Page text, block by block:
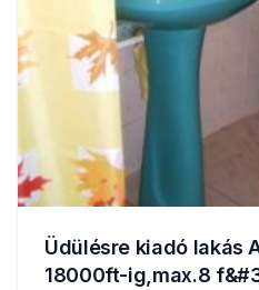
Üdülésre kiadó lakás
18000ft-ig,max.8